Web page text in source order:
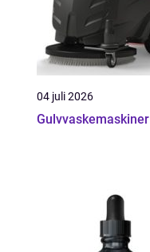
04 juli 2026
Gulvvaskemaskiner